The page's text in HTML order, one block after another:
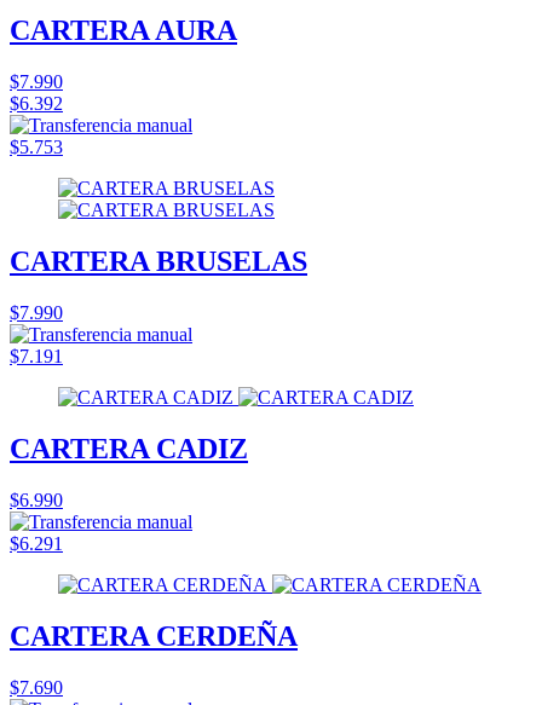
CARTERA AURA
$7.990
$6.392
$5.753
CARTERA BRUSELAS
$7.990
$7.191
CARTERA CADIZ
$6.990
$6.291
CARTERA CERDEÑA
$7.690